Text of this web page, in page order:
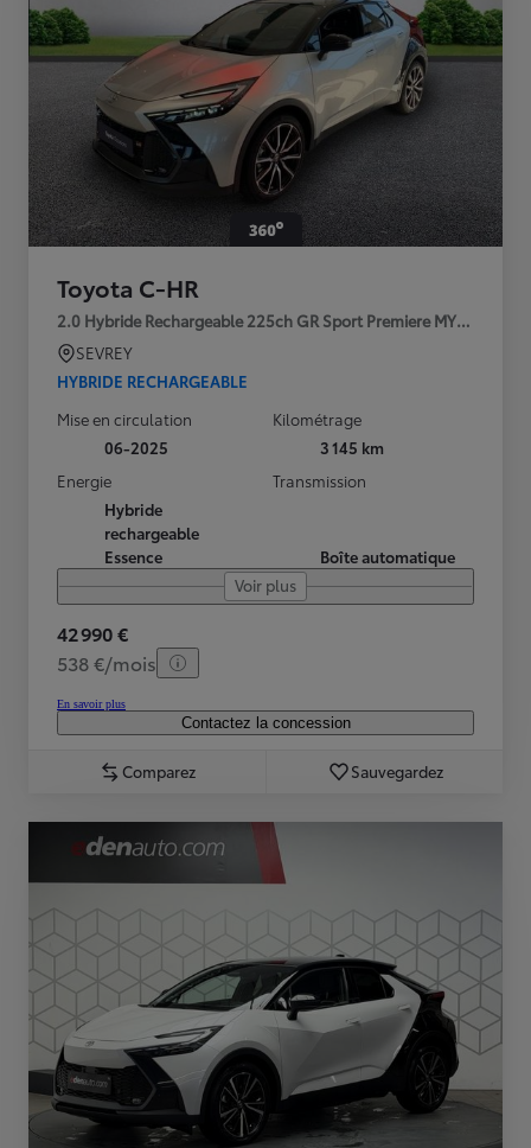
Toyota C-HR
2.0 Hybride Rechargeable 225ch GR Sport Premiere MY25
SEVREY
HYBRIDE RECHARGEABLE
Mise en circulation
06-2025
Kilométrage
3 145 km
Energie
Hybride
rechargeable
Essence
Transmission
Boîte automatique
Voir plus
42 990 €
538 €/mois
En savoir plus
Contactez la concession
Comparez Sauvegardez